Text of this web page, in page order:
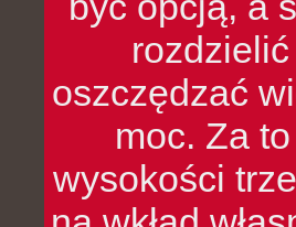
oszczędzać
moc. Za
wysokości